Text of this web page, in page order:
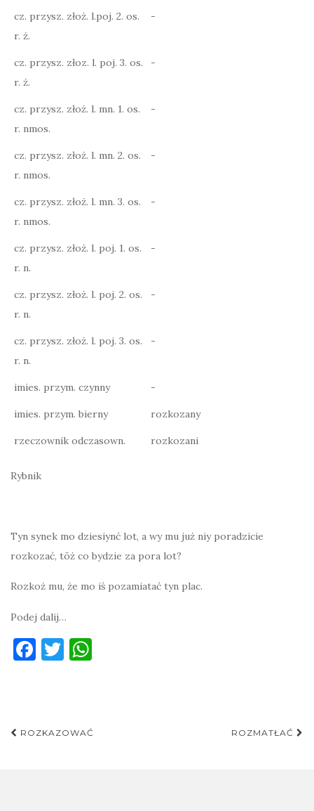
cz. przysz. złoż. l.poj. 2. os.
r. ż.
-
cz. przysz. złoz. l. poj. 3. os.
r. ż.
-
cz. przysz. złoż. l. mn. 1. os.
r. nmos.
-
cz. przysz. złoż. l. mn. 2. os.
r. nmos.
-
cz. przysz. złoż. l. mn. 3. os.
r. nmos.
-
cz. przysz. złoż. l. poj. 1. os.
r. n.
-
cz. przysz. złoż. l. poj. 2. os.
r. n.
-
cz. przysz. złoż. l. poj. 3. os.
r. n.
-
imies. przym. czynny -
imies. przym. bierny rozkozany
rzeczownik odczasown. rozkozani
Rybnik
Tyn synek mo dziesiynć lot, a wy mu już niy poradzicie
rozkozać, tōż co bydzie za pora lot?
Rozkoż mu, że mo iś pozamiatać tyn plac.
Podej dalij…
F
b
T
r A
Post
ROZKAZOWAĆ ROZMATŁAĆ